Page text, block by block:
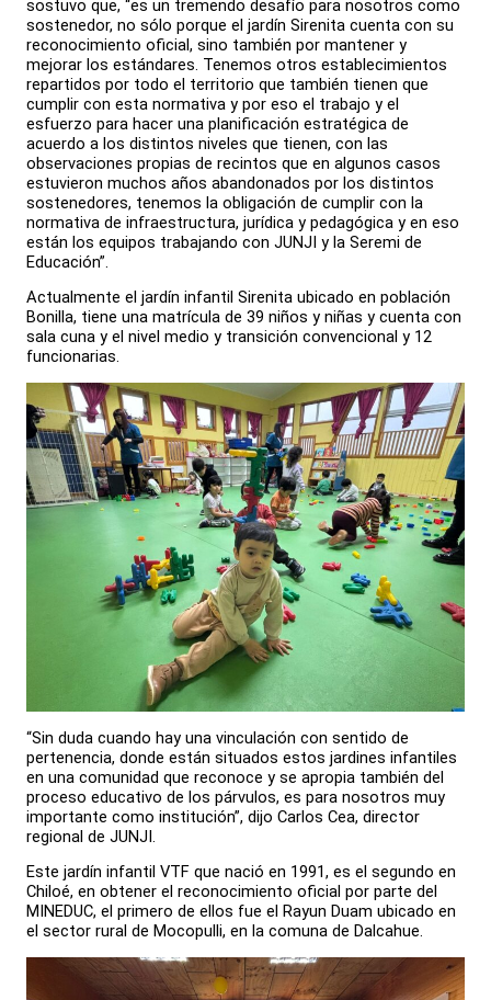
sostuvo que, “es un tremendo desafío para nosotros como
sostenedor, no sólo porque el jardín Sirenita cuenta con su
reconocimiento oficial, sino también por mantener y
mejorar los estándares. Tenemos otros establecimientos
repartidos por todo el territorio que también tienen que
cumplir con esta normativa y por eso el trabajo y el
esfuerzo para hacer una planificación estratégica de
acuerdo a los distintos niveles que tienen, con las
observaciones propias de recintos que en algunos casos
estuvieron muchos años abandonados por los distintos
sostenedores, tenemos la obligación de cumplir con la
normativa de infraestructura, jurídica y pedagógica y en eso
están los equipos trabajando con JUNJI y la Seremi de
Educación”.
Actualmente el jardín infantil Sirenita ubicado en población
Bonilla, tiene una matrícula de 39 niños y niñas y cuenta con
sala cuna y el nivel medio y transición convencional y 12
funcionarias.
“Sin duda cuando hay una vinculación con sentido de
pertenencia, donde están situados estos jardines infantiles
en una comunidad que reconoce y se apropia también del
proceso educativo de los párvulos, es para nosotros muy
importante como institución”, dijo Carlos Cea, director
regional de JUNJI.
Este jardín infantil VTF que nació en 1991, es el segundo en
Chiloé, en obtener el reconocimiento oficial por parte del
MINEDUC, el primero de ellos fue el Rayun Duam ubicado en
el sector rural de Mocopulli, en la comuna de Dalcahue.